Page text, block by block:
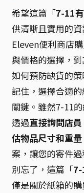
希望這篇「7-11
供清晰且實用的
Eleven便利商店
與價格的選擇，
如何預防缺貨的
記住，選擇合適
關鍵。雖然7-11
透過直接詢問店
估物品尺寸和重量
案，讓您的寄件
別忘了，這篇「7-
僅是關於紙箱的